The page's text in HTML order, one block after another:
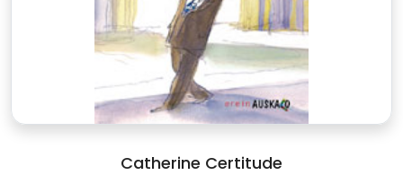
Catherine Certitude